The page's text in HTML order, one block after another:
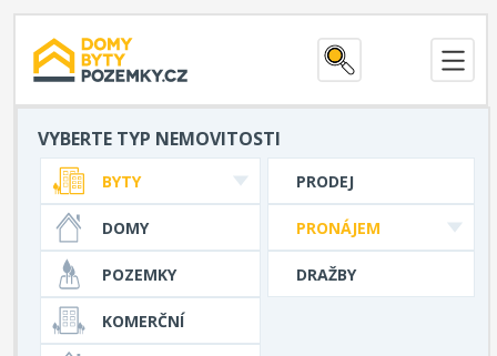
VYBERTE TYP NEMOVITOSTI
PRODEJ
PRONÁJEM
DRAŽBY
BYTY
DOMY
POZEMKY
KOMERČNÍ